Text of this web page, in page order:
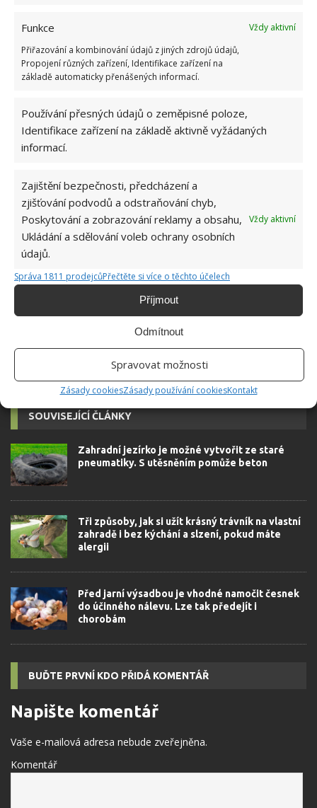
Funkce
Vždy aktivní
Přiřazování a kombinování údajů z jiných zdrojů údajů,
Propojení různých zařízení, Identifikace zařízení na
základě automaticky přenášených informací.
Používání přesných údajů o zeměpisné poloze,
Identifikace zařízení na základě aktivně vyžádaných
informací.
Zajištění bezpečnosti, předcházení a
zjišťování podvodů a odstraňování chyb,
Poskytování a zobrazování reklamy a obsahu,
Ukládání a sdělování voleb ochrany osobních
údajů.
Vždy aktivní
Správa 1811 prodejcůPřečtěte si více o těchto účelech
Příjmout
Odmítnout
Spravovat možnosti
Zásady cookiesZásady používání cookiesKontakt
ZAHRADA
KOMENTOVAT
Hana Musilová
přidala během svých studií a práce
redaktorky ji tak nadchla, že se
rozhodla zůstat. Její v...
autorovi]
SOUVISEJÍCÍ ČLÁNKY
Zahradní jezírko je možné vytvořit ze staré
pneumatiky. S utěsněním pomůže beton
Tři způsoby, jak si užít krásný trávník na vlastní
zahradě i bez kýchání a slzení, pokud máte
alergii
Před jarní výsadbou je vhodné namočit česnek
do účinného nálevu. Lze tak předejít i
chorobám
BUĎTE PRVNÍ KDO PŘIDÁ KOMENTÁŘ
Napište komentář
Vaše e-mailová adresa nebude zveřejněna.
Komentář